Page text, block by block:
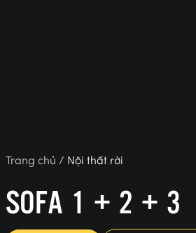
Trang chủ / Nội thất rời
SOFA 1 + 2 + 3